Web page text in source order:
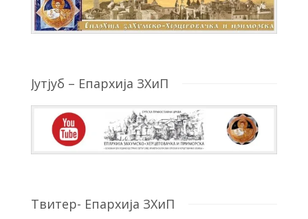
Јутјуб – Епархија ЗХиП
Твитер- Епархија ЗХиП